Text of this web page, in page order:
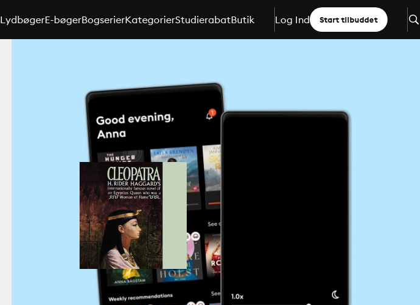
LydbøgerE-bøgerBogserierKategorierStudierabatButik Log Ind Start tilbuddet